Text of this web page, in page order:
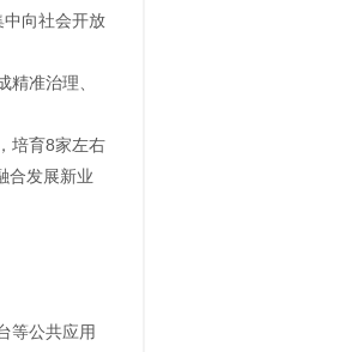
向社会开放
准治理、
培育8家左右
合发展新业
等公共应用